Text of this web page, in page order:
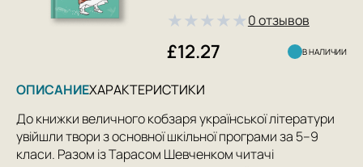
★★★★★0 отзывов
£12.27 В НАЛИЧИИ
ОПИСАНИЕХАРАКТЕРИСТИКИ
До книжки величного кобзаря української літератури
увійшли твори з основної шкільної програми за 5–9
класи. Разом із Тарасом Шевченком читачі